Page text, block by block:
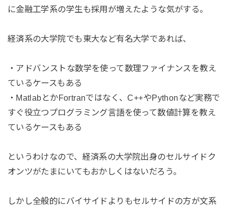
に金融工学系の学生も採用が増えたような気がする。
経済系の大学院でも東大など有名大学であれば、
・アドバンストな数学を使って数理ファイナンスを教え
ているケースもある
・MatlabとかFortranではなく、C++やPythonなど実務で
すぐ役立つプログラミング言語を使って数値計算を教え
ているケースもある
というわけなので、経済系の大学院出身のセルサイドク
オンツがたまにいてもおかしくはないだろう。
しかし全般的にバイサイドよりもセルサイドの方が文系